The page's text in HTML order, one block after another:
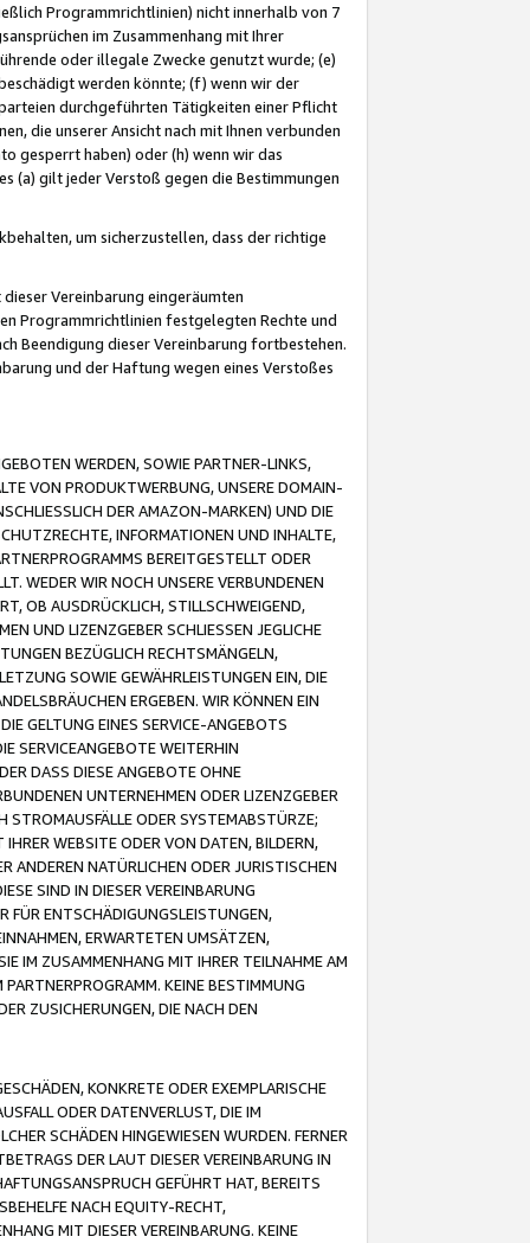
Programmrichtlinien) nicht innerhalb von 7
im Zusammenhang mit Ihrer
oder illegale Zwecke genutzt wurde; (e)
werden könnte; (f) wenn wir der
durchgeführten Tätigkeiten einer Pflicht
die unserer Ansicht nach mit Ihnen verbunden
gesperrt haben) oder (h) wenn wir das
(a) gilt jeder Verstoß gegen die Bestimmungen
um sicherzustellen, dass der richtige
Vereinbarung eingeräumten
Programmrichtlinien festgelegten Rechte und
Beendigung dieser Vereinbarung fortbestehen.
und der Haftung wegen eines Verstoßes
WERDEN, SOWIE PARTNER-LINKS,
VON PRODUKTWERBUNG, UNSERE DOMAIN-
DER AMAZON-MARKEN) UND DIE
INFORMATIONEN UND INHALTE,
BEREITGESTELLT ODER
WEDER WIR NOCH UNSERE VERBUNDENEN
OB AUSDRÜCKLICH, STILLSCHWEIGEND,
UND LIZENZGEBER SCHLIESSEN JEGLICHE
BEZÜGLICH RECHTSMÄNGELN,
SOWIE GEWÄHRLEISTUNGEN EIN, DIE
ERGEBEN. WIR KÖNNEN EIN
GELTUNG EINES SERVICE-ANGEBOTS
SERVICEANGEBOTE WEITERHIN
DASS DIESE ANGEBOTE OHNE
UNTERNEHMEN ODER LIZENZGEBER
STROMAUSFÄLLE ODER SYSTEMABSTÜRZE;
WEBSITE ODER VON DATEN, BILDERN,
ANDEREN NATÜRLICHEN ODER JURISTISCHEN
SIND IN DIESER VEREINBARUNG
FÜR ENTSCHÄDIGUNGSLEISTUNGEN,
ERWARTETEN UMSÄTZEN,
IM ZUSAMMENHANG MIT IHRER TEILNAHME AM
KEINE BESTIMMUNG
ZUSICHERUNGEN, DIE NACH DEN
KONKRETE ODER EXEMPLARISCHE
ODER DATENVERLUST, DIE IM
SCHÄDEN HINGEWIESEN WURDEN. FERNER
DER LAUT DIESER VEREINBARUNG IN
GEFÜHRT HAT, BEREITS
NACH EQUITY-RECHT,
MIT DIESER VEREINBARUNG. KEINE